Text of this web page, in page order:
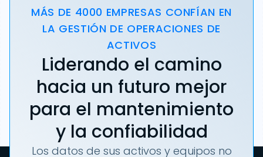
MÁS DE 4000 EMPRESAS CONFÍAN EN
LA GESTIÓN DE OPERACIONES DE
ACTIVOS
Liderando el camino
hacia un futuro mejor
para el mantenimiento
y la confiabilidad
Los datos de sus activos y equipos no